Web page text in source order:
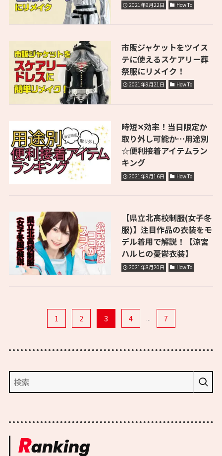
2021年9月22日 How To
市販ジャケットをツイス
テに使えるスケアリー葬
祭服にリメイク！
2021年9月21日 How To
時短✕効率！当日限定か
取り外し可能か…用途別
☆便利接着アイテムラン
キング
2021年9月16日 How To
【県立北高校制服(女子冬
服)】注目作品の衣装をモ
デル着用で解説！【涼宮
ハルヒの憂鬱衣装】
2021年8月20日 How To
1 2 3 4 ... 7
Ranking